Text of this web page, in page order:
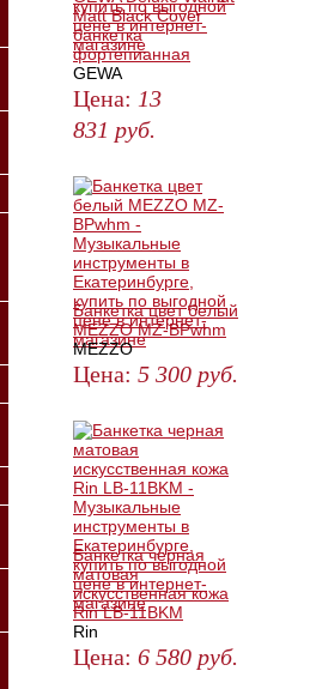
Matt Black Cover
банкетка
фортепианная
GEWA
Цена: 13
831 руб.
Банкетка цвет белый
MEZZO MZ-BPwhm
MEZZO
Цена: 5 300 руб.
Банкетка черная
матовая
искусственная кожа
Rin LB-11BKM
Rin
Цена: 6 580 руб.